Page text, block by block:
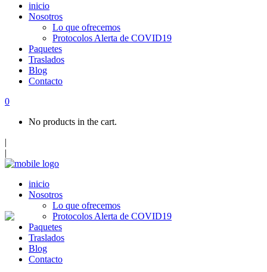
inicio
Nosotros
Lo que ofrecemos
Protocolos Alerta de COVID19
Paquetes
Traslados
Blog
Contacto
0
No products in the cart.
|
|
inicio
Nosotros
Lo que ofrecemos
Protocolos Alerta de COVID19
Paquetes
Traslados
Blog
Contacto